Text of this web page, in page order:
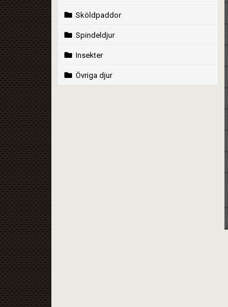
Sköldpaddor
Spindeldjur
Insekter
Övriga djur